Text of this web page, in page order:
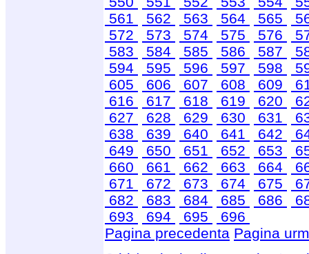
561
562 563 564 565
572
573 574 575 576
583
584 585 586 587
594
595 596 597 598
605
606 607 608 609
616
617 618 619 620
627
628 629 630 631
638
639 640 641 642
649
650 651 652 653
660
661 662 663 664
671
672 673 674 675
682
683 684 685 686
693
694 695
696
Pagina precedenta Pagina